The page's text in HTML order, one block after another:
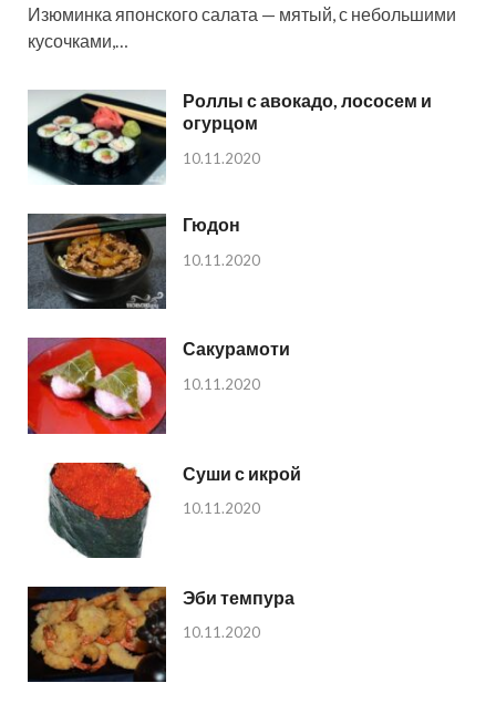
Изюминка японского салата — мятый, с небольшими
кусочками,…
Роллы с авокадо, лососем и
огурцом
10.11.2020
Гюдон
10.11.2020
Сакурамоти
10.11.2020
Суши с икрой
10.11.2020
Эби темпура
10.11.2020